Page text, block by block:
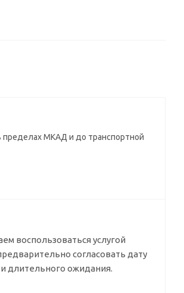
МКАД и до транспортной
воспользоваться услугой
согласовать дату
длительного ожидания.